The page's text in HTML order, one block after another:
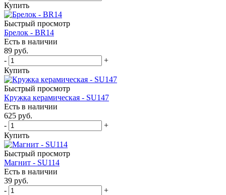
Купить
Быстрый просмотр
Брелок - BR14
Есть в наличии
89 руб.
-
+
Купить
Быстрый просмотр
Кружка керамическая - SU147
Есть в наличии
625 руб.
-
+
Купить
Быстрый просмотр
Магнит - SU114
Есть в наличии
39 руб.
-
+